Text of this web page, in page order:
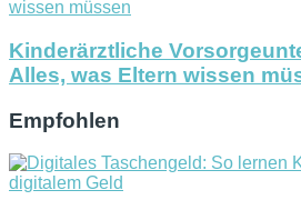
Kinderärztliche
Alles, was Eltern wissen
Empfohlen